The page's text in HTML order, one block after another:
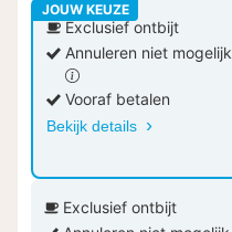
JOUW KEUZE
Exclusief ontbijt
Annuleren niet mogelijk
Vooraf betalen
Bekijk details
Exclusief ontbijt